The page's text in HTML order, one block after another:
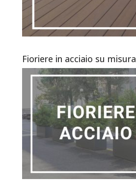
Fioriere in acciaio su misura